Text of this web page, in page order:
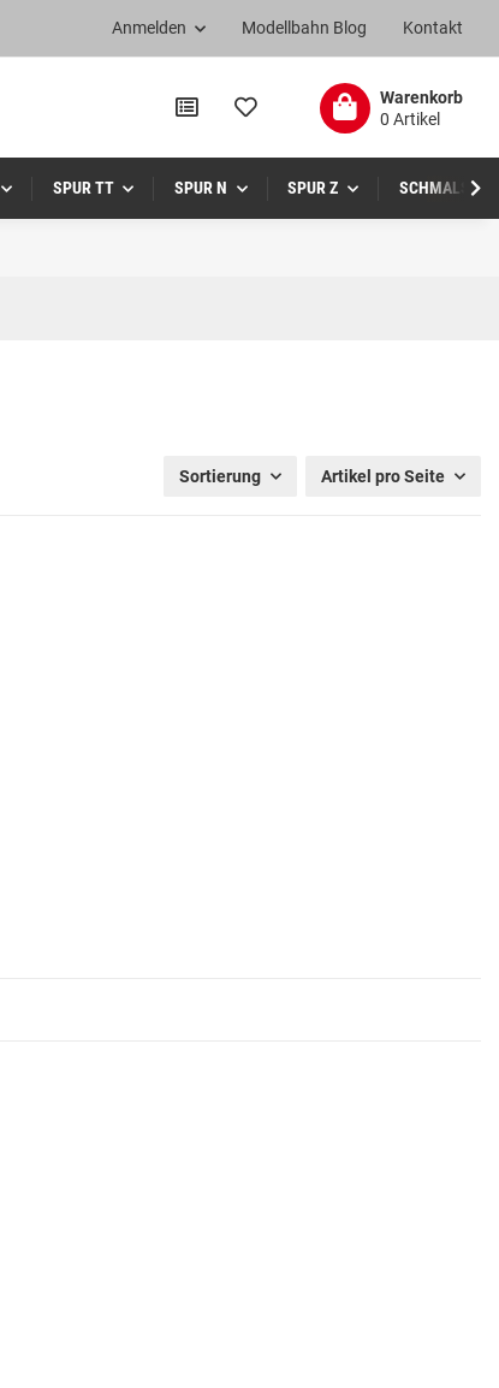
Kontakt
Modellbahn Blog
Anmelden
Warenkorb
0 Artikel
SPUR TT SPUR N SPUR Z SCHMALSPUR
Sortierung Artikel pro Seite